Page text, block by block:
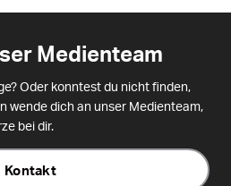
Medienteam
Oder konntest du nicht finden,
wende dich an unser Medienteam,
bei dir.
Kontakt